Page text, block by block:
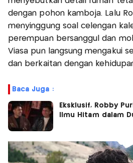
dengan pohon kamboja. Lalu
menyinggung soal celengan
perempuan bersanggul dan
Viasa pun langsung mengakui
dan berkaitan dengan
Baca Juga :
Eksklusif, Robby
Ilmu Hitam dalam